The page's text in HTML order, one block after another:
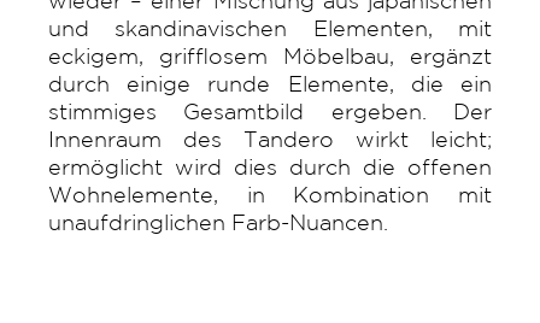
und skandinavischen Elementen, mit
eckigem, grifflosem Möbelbau, ergänzt
durch einige runde Elemente, die ein
stimmiges Gesamtbild ergeben. Der
Innenraum des Tandero wirkt leicht;
ermöglicht wird dies durch die offenen
Wohnelemente, in Kombination mit
unaufdringlichen Farb-Nuancen.